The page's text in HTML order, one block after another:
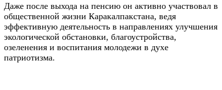
Даже после выхода на пенсию он активно участвовал в
общественной жизни Каракалпакстана, ведя
эффективную деятельность в направлениях улучшения
экологической обстановки, благоустройства,
озеленения и воспитания молодежи в духе
патриотизма.